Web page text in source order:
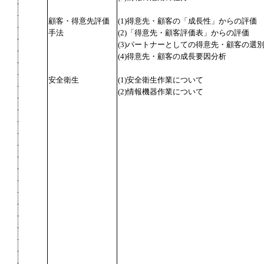
顧客・得意先評価 (1)得意先・顧客の「成長性」からの評価
手法
(2)「得意先・顧客評価表」からの評価
(3)パートナーとしての得意先・顧客の選別
(4)得意先・顧客の成長要因分析
安全衛生
(1)安全衛生作業について
(2)情報機器作業について